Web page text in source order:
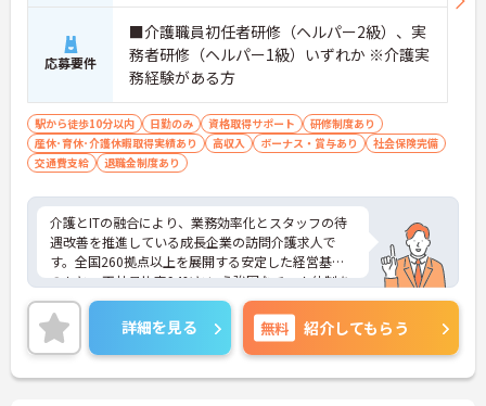
・サービス提供責任者や管理者へのキャリアアップ
も目指せます
スを軽減できます】
・記録票の提出やシフト確認をすべてスマートフォ
ンで行えるため、手書きの書類作成や事業所への移
動の手間が省けケア業務に集中できます
あり、訪問介護でありながら孤立することなくチー
ムの支援を受けながら業務に取り組めます
応募要件
■介護職員初任者研修（ヘルパー2級）、実
務者研修（ヘルパー1級）いずれか ※介護実
務経験がある方
駅から徒歩10分以内 日勤のみ 資格取得サポート
研修制度あり
産休･育休･介護休暇取得実績あり
高収入 ボーナス・賞与あり
社会保険完備
交通費支給
退職金制度あり
介護とITの融合により、業務効率化とスタッフの待
遇改善を推進している成長企業の訪問介護求人で
す。全国260拠点以上を展開する安定した経営基盤
のもと、正社員比率94%という強固なチーム体制を
構築しています。資格手当や年2回の評価面談など、
専門資格と成果が収入に直結する仕組みが整ってい
ます。夜勤なしの完全週休2日制（曜日固定）を採用
し、日々の記録業務はスマートフォンで完結するた
め、施設勤務特有の不規則なシフトや煩雑な事務作
詳細を見る 無料 紹介してもらう